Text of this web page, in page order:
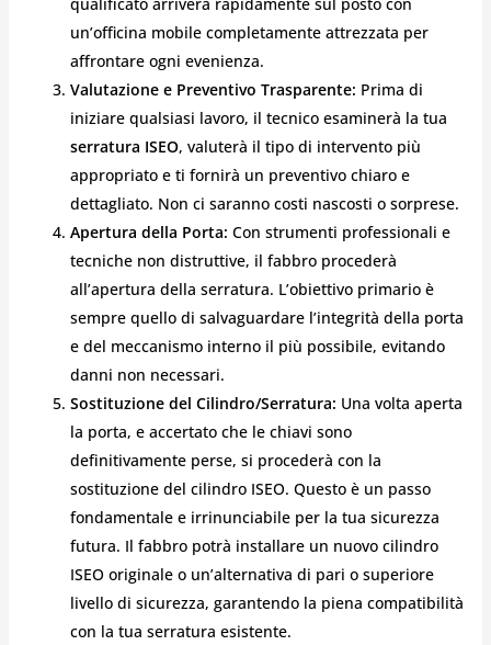
un’officina mobile completamente attrezzata per
affrontare ogni evenienza.
Valutazione e Preventivo Trasparente: Prima di
iniziare qualsiasi lavoro, il tecnico esaminerà la tua
serratura ISEO, valuterà il tipo di intervento più
appropriato e ti fornirà un preventivo chiaro e
dettagliato. Non ci saranno costi nascosti o sorprese.
Apertura della Porta: Con strumenti professionali e
tecniche non distruttive, il fabbro procederà
all’apertura della serratura. L’obiettivo primario è
sempre quello di salvaguardare l’integrità della porta
e del meccanismo interno il più possibile, evitando
danni non necessari.
Sostituzione del Cilindro/Serratura: Una volta aperta
la porta, e accertato che le chiavi sono
definitivamente perse, si procederà con la
sostituzione del cilindro ISEO. Questo è un passo
fondamentale e irrinunciabile per la tua sicurezza
futura. Il fabbro potrà installare un nuovo cilindro
ISEO originale o un’alternativa di pari o superiore
livello di sicurezza, garantendo la piena compatibilità
con la tua serratura esistente.